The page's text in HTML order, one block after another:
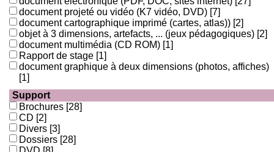
document projeté ou vidéo (K7 vidéo, DVD) [7]
document cartographique imprimé (cartes, atlas)) [2]
objet à 3 dimensions, artefacts, ... (jeux pédagogiques) [2]
document multimédia (CD ROM) [1]
Rapport de stage [1]
document graphique à deux dimensions (photos, affiches)
[1]
Support
Brochures [28]
CD [2]
Divers [3]
Dossiers [28]